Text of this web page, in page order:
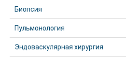
Биопсия
Пульмонология
Эндоваскулярная хирургия